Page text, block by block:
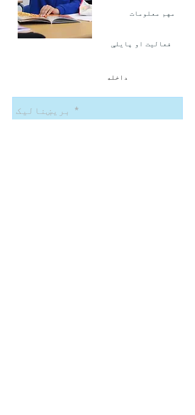
مهم معلومات
فعالیت او پایلې
داخله